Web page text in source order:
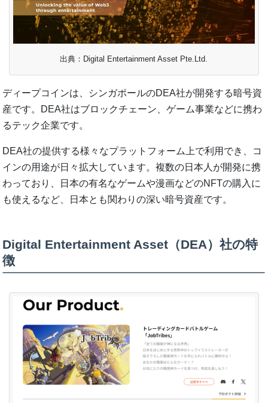
出典：Digital Entertainment Asset Pte.Ltd.
ディープコインは、シンガポールのDEA社が開発する暗号資
産です。DEA社はブロックチェーン、ゲーム事業などに携わ
るテック企業です。
DEA社の提供する様々なプラットフォーム上で利用でき、コ
インの用途が日々拡大しています。複数の日本人が開発に携
わっており、日本の有名なゲームや漫画などのNFTの購入に
も使えるなど、日本とも関わりの深い暗号資産です。
Digital Entertainment Asset（DEA）社の特
徴